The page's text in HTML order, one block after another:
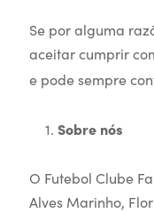
Se por alguma
aceitar cumprir
e pode sempre
Sobre nós
O Futebol Clube
Alves Marinho,